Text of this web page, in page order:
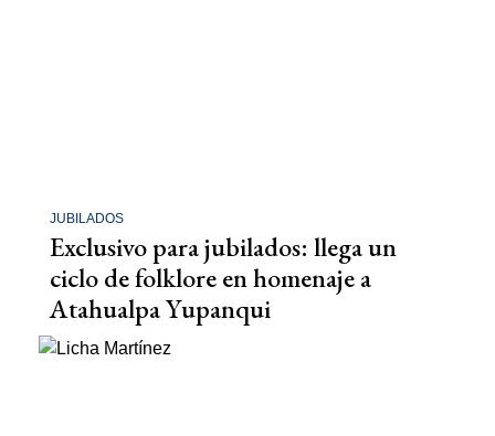
JUBILADOS
Exclusivo para jubilados: llega un
ciclo de folklore en homenaje a
Atahualpa Yupanqui